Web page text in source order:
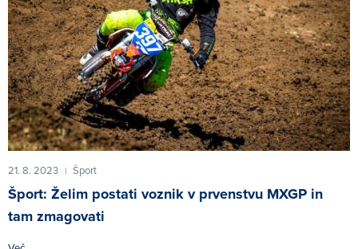
21. 8. 2023 | Šport
Šport: Želim postati voznik v prvenstvu MXGP in
tam zmagovati